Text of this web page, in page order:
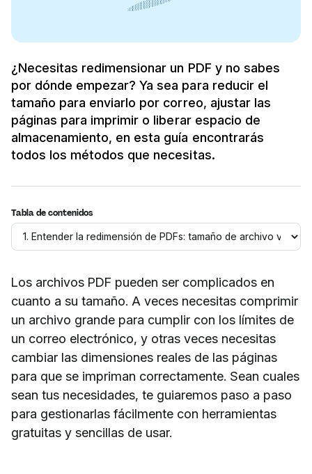
¿Necesitas redimensionar un PDF y no sabes
por dónde empezar? Ya sea para reducir el
tamaño para enviarlo por correo, ajustar las
páginas para imprimir o liberar espacio de
almacenamiento, en esta guía encontrarás
todos los métodos que necesitas.
Tabla de contenidos
Los archivos PDF pueden ser complicados en
cuanto a su tamaño. A veces necesitas comprimir
un archivo grande para cumplir con los límites de
un correo electrónico, y otras veces necesitas
cambiar las dimensiones reales de las páginas
para que se impriman correctamente. Sean cuales
sean tus necesidades, te guiaremos paso a paso
para gestionarlas fácilmente con herramientas
gratuitas y sencillas de usar.